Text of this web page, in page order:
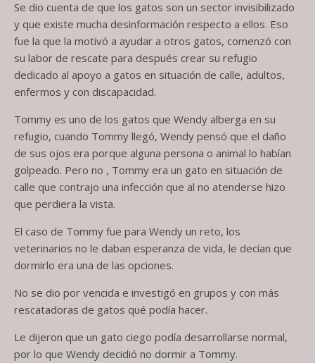
Se dio cuenta de que los gatos son un sector invisibilizado
y que existe mucha desinformación respecto a ellos. Eso
fue la que la motivó a ayudar a otros gatos, comenzó con
su labor de rescate para después crear su refugio
dedicado al apoyo a gatos en situación de calle, adultos,
enfermos y con discapacidad.
Tommy es uno de los gatos que Wendy alberga en su
refugio, cuando Tommy llegó, Wendy pensó que el daño
de sus ojos era porque alguna persona o animal lo habían
golpeado. Pero no , Tommy era un gato en situación de
calle que contrajo una infección que al no atenderse hizo
que perdiera la vista.
El caso de Tommy fue para Wendy un reto, los
veterinarios no le daban esperanza de vida, le decían que
dormirlo era una de las opciones.
No se dio por vencida e investigó en grupos y con más
rescatadoras de gatos qué podía hacer.
Le dijeron que un gato ciego podía desarrollarse normal,
por lo que Wendy decidió no dormir a Tommy.